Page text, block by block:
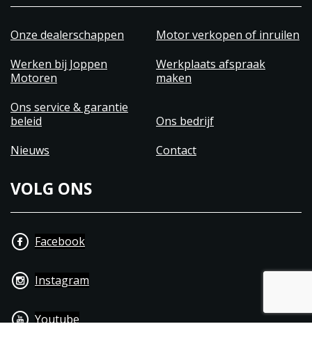
Onze dealerschappen
Motor verkopen of inruilen
Werken bij Joppen
Motoren
Werkplaats afspraak
maken
Ons service & garantie
beleid
Ons bedrijf
Nieuws
Contact
VOLG ONS
Facebook
Instagram
Youtube